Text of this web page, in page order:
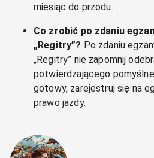
miesiąc do przodu.
Co zrobić po zdaniu
„Regitry”? Po zdaniu
„Regitry” nie zapomnij
potwierdzającego
gotowy, zarejestruj się na
prawo jazdy.